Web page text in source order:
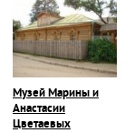
Музей Марины и
Анастасии
Цветаевых